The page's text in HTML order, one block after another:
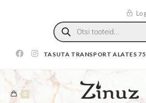
TASUTA TRANSPORT ALATES
0